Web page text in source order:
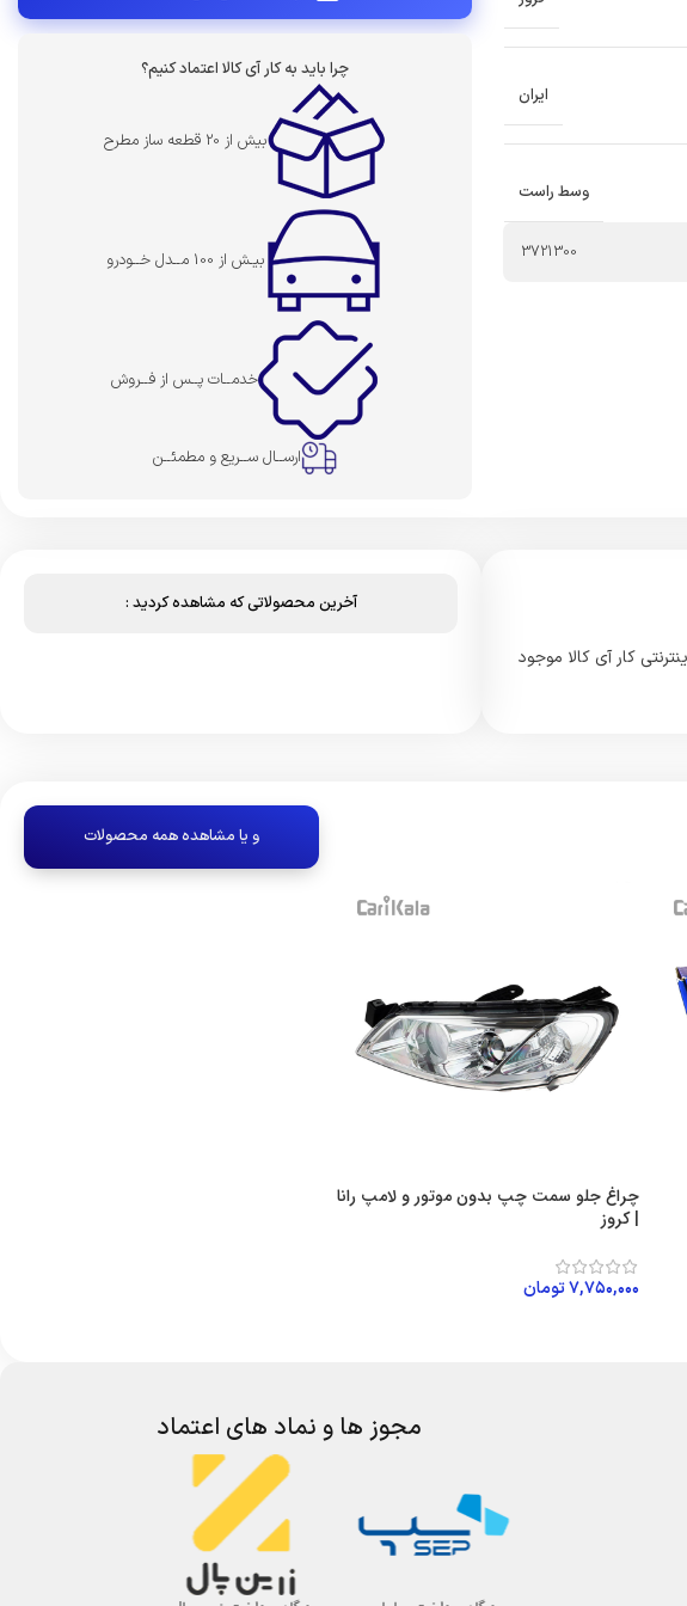
ایران
وسط راست
3721300
چرا باید به کار آی کالا اعتماد کنیم؟
بیش از 20 قطعه ساز مطرح
بیـش از 100 مــدل خــودرو
خدمــات پــس از فــروش
ارســال ســریع و مطمئــن
کار آی کالا موجود
آخرین محصولاتی که مشاهده کردید :
و یا مشاهده همه محصولات
چراغ جلو سمت چپ بدون موتور و لامپ رانا
| کروز
۷,۷۵۰,۰۰۰تومان
مجوز ها و نماد های اعتماد